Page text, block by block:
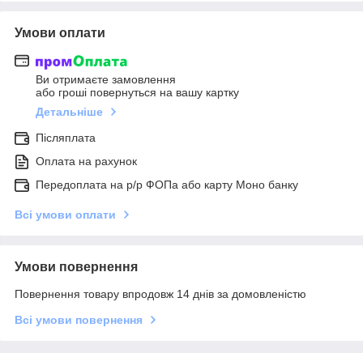
Умови оплати
Ви отримаєте замовлення
або гроші повернуться на вашу картку
Детальніше
Післяплата
Оплата на рахунок
Передоплата на р/р ФОПа або карту Моно банку
Всі умови оплати
Умови повернення
Повернення товару впродовж 14 днів за домовленістю
Всі умови повернення